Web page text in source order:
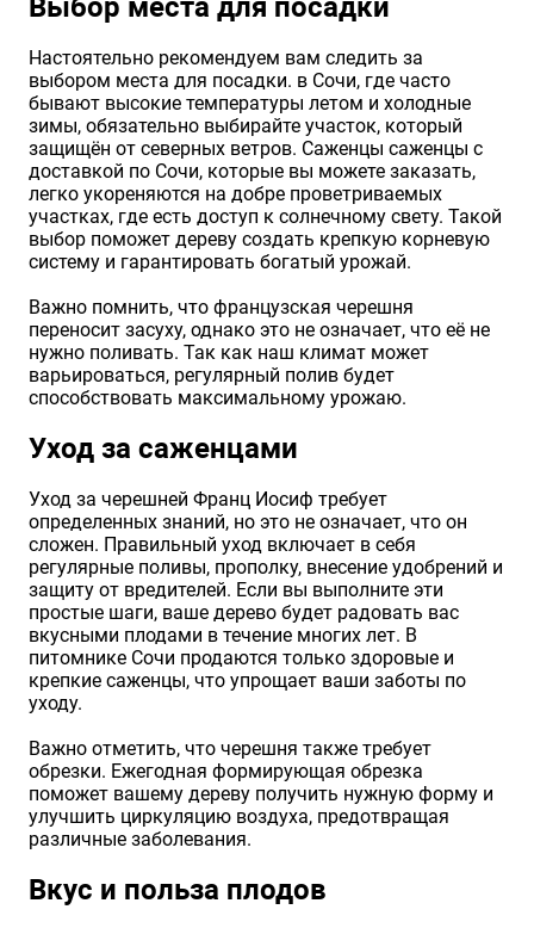
Выбор места для посадки
Настоятельно рекомендуем вам следить за
выбором места для посадки. в Сочи, где часто
бывают высокие температуры летом и холодные
зимы, обязательно выбирайте участок, который
защищён от северных ветров. Саженцы саженцы с
доставкой по Сочи, которые вы можете заказать,
легко укореняются на добре проветриваемых
участках, где есть доступ к солнечному свету. Такой
выбор поможет дереву создать крепкую корневую
систему и гарантировать богатый урожай.
Важно помнить, что французская черешня
переносит засуху, однако это не означает, что её не
нужно поливать. Так как наш климат может
варьироваться, регулярный полив будет
способствовать максимальному урожаю.
Уход за саженцами
Уход за черешней Франц Иосиф требует
определенных знаний, но это не означает, что он
сложен. Правильный уход включает в себя
регулярные поливы, прополку, внесение удобрений и
защиту от вредителей. Если вы выполните эти
простые шаги, ваше дерево будет радовать вас
вкусными плодами в течение многих лет. В
питомнике Сочи продаются только здоровые и
крепкие саженцы, что упрощает ваши заботы по
уходу.
Важно отметить, что черешня также требует
обрезки. Ежегодная формирующая обрезка
поможет вашему дереву получить нужную форму и
улучшить циркуляцию воздуха, предотвращая
различные заболевания.
Вкус и польза плодов